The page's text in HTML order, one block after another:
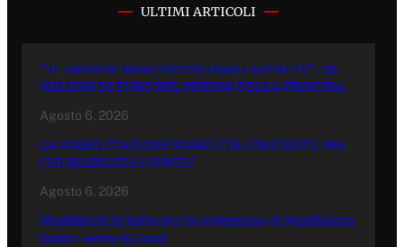
ULTIMI ARTICOLI
“IL GRANDE BANCHETTO DEGLI APPALTI”: 70
MILIONI DI EURO NEL MIRINO DELLA PROCURA.
Agosto 6, 2026
LA RIABILITAZIONE RIABILITA I PAZIENTI, MA
CHI RIABILITA I CONTI?
Agosto 6, 2026
Maddaloni in lutto per la scomparsa di Maddalena
Santo: aveva 53 anni